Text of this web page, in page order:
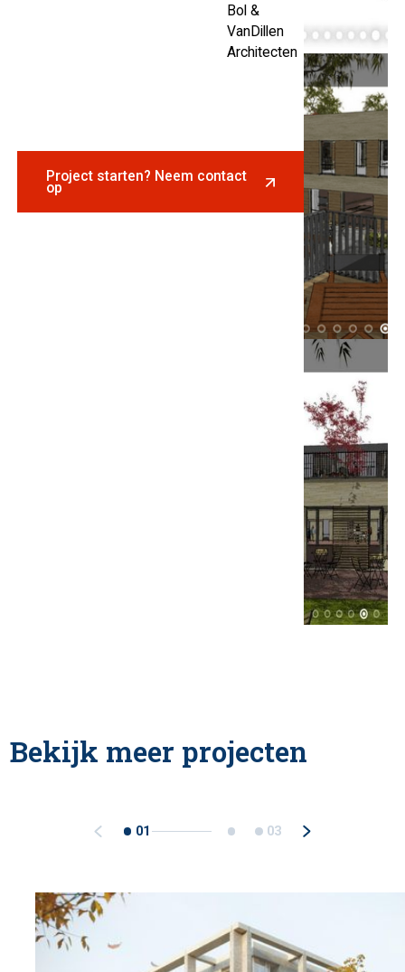
Bol &
VanDillen
Architecten
Project starten? Neem contact
op
Bekijk meer projecten
01 03